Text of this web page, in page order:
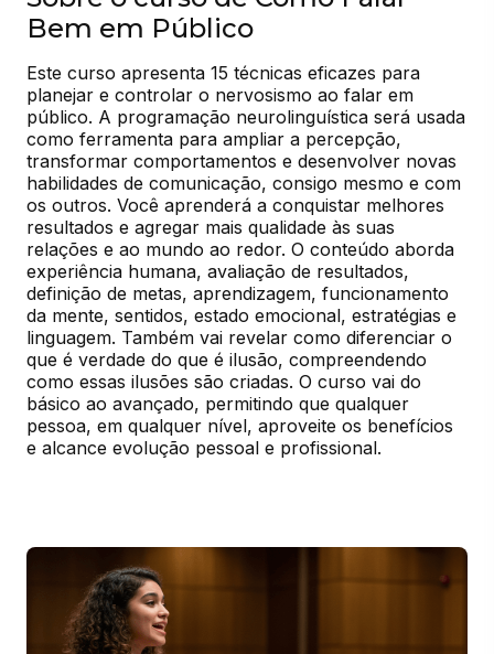
Bem em Público
Este curso apresenta 15 técnicas eficazes para
planejar e controlar o nervosismo ao falar em
público. A programação neurolinguística será usada
como ferramenta para ampliar a percepção,
transformar comportamentos e desenvolver novas
habilidades de comunicação, consigo mesmo e com
os outros. Você aprenderá a conquistar melhores
resultados e agregar mais qualidade às suas
relações e ao mundo ao redor. O conteúdo aborda
experiência humana, avaliação de resultados,
definição de metas, aprendizagem, funcionamento
da mente, sentidos, estado emocional, estratégias e
linguagem. Também vai revelar como diferenciar o
que é verdade do que é ilusão, compreendendo
como essas ilusões são criadas. O curso vai do
básico ao avançado, permitindo que qualquer
pessoa, em qualquer nível, aproveite os benefícios
e alcance evolução pessoal e profissional.